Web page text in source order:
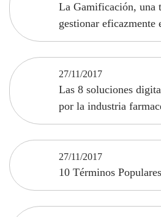
La Gamificación, una
gestionar eficazmente
27/11/2017
Las 8 soluciones
por la industria
27/11/2017
10 Términos